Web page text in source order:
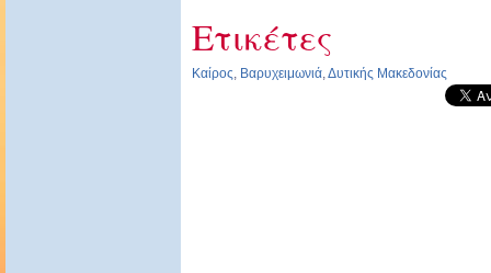
Ετικέτες
Καίρος, Βαρυχειμωνιά,Δυτικής Μακεδονίας